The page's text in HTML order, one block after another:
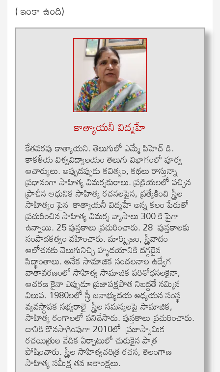
( ఇంకా ఉంది)
కాత్యాయనీ విద్మహే
కేతవరపు కాత్యాయని. తెలుగులో ఎమ్మే పిహెచ్ డి.
కాకతీయ విశ్వవిద్యాలయం తెలుగు విభాగంలో పూర్వ
ఆచార్యులు. అప్పుడప్పుడు కవిత్వం, కథలు రాస్తున్నా
ప్రధానంగా సాహిత్య విమర్శకురాలు. ప్రక్రియలలో వచ్చిన
ప్రాచీన ఆధునిక సాహిత్య రచనలపైన, ప్రత్యేకించి స్త్రీల
సాహిత్యం పైన కాత్యాయనీ విద్మహే అన్న కలం పేరుతో
ప్రచురించిన సాహిత్య విమర్శ వ్యాసాలు 300 కి పైగా
ఉన్నాయి. 25 పుస్తకాలు ప్రచురించారు. 28 పుస్తకాలకు
సంపాదకత్వం వహించారు. మార్క్సిజం, స్త్రీవాదం
ఆలోచనకు వెలుగునిచ్చి హృదయానికి దగ్గరైన
సిద్థాంతాలు. అనేక సామాజిక సంచలనాల ఉద్వేగ
వాతావరణంలో సాహిత్య సామాజిక పరిశోధనలకైనా,
ఆచరణ కైనా ఎప్పుడూ ప్రజాపక్షపాత నిబద్ధతే నమ్మిన
విలువ. 1980లలో స్త్రీ జనాభ్యుదయ అధ్యయన సంస్థ
వ్యవస్థాపక సభ్యరాలై స్త్రీల సమస్యలపై సామాజిక,
సాహిత్య రంగాలలో పనిచేసారు. పుస్తకాలు ప్రచురించారు.
దానికి కొనసాగింపుగా 2010లో ప్రజాస్వామిక
రచయిత్రుల వేదిక ఏర్పాటులో చురుకైన పాత్ర
పోషించారు. స్త్రీల సాహిత్యచరిత్ర రచన, తెలంగాణ
సాహిత్య సమీక్ష తన ఆకాంక్షలు.